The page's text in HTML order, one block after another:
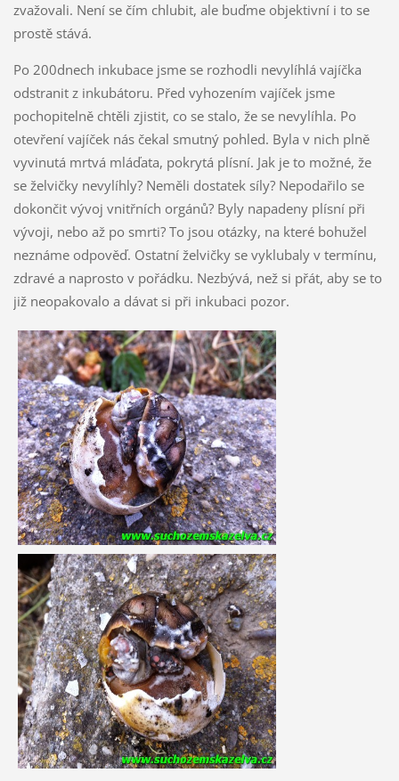
zvažovali. Není se čím chlubit, ale buďme objektivní i to se
prostě stává.
Po 200dnech inkubace jsme se rozhodli nevylíhlá vajíčka
odstranit z inkubátoru. Před vyhozením vajíček jsme
pochopitelně chtěli zjistit, co se stalo, že se nevylíhla. Po
otevření vajíček nás čekal smutný pohled. Byla v nich plně
vyvinutá mrtvá mláďata, pokrytá plísní. Jak je to možné, že
se želvičky nevylíhly? Neměli dostatek síly? Nepodařilo se
dokončit vývoj vnitřních orgánů? Byly napadeny plísní při
vývoji, nebo až po smrti? To jsou otázky, na které bohužel
neznáme odpověď. Ostatní želvičky se vyklubaly v termínu,
zdravé a naprosto v pořádku. Nezbývá, než si přát, aby se to
již neopakovalo a dávat si při inkubaci pozor.